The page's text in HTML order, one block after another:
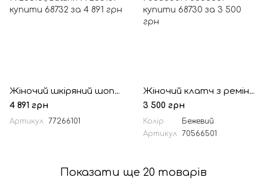
Жіночий шкіряний шоппер на блискавці Grande Pelle 77266101, вишня
4 891 грн
Артикул 77266101
Жіночий клатч з ремінцем на плече, фрез Grande Pelle 70566501
3 500 грн
Колір
Бежевий
Артикул
70566501
Показати ще 20 товарів